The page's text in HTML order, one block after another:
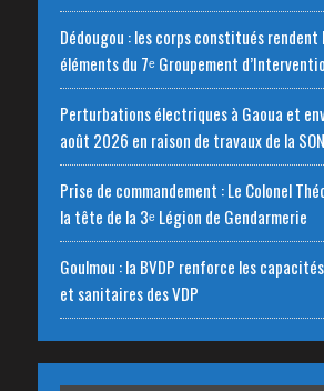
Dédougou : les corps constitués rendent
éléments du 7ᵉ Groupement
Perturbations électriques à Gaoua et
août 2026 en raison de travaux de la
Prise de commandement : Le Colonel
la tête de la 3ᵉ Légion de Gendarmerie
Goulmou : la BVDP renforce les
et sanitaires des VDP